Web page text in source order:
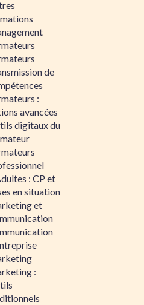
de
:
avancées
digitaux du
: CP et
en situation
et
: